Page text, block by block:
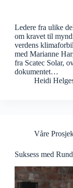
Ledere fra ulike
om kravet til
verdens
med Marianne
fra Scatec Solar,
dokumentet…
Heidi
Våre
Suksess med